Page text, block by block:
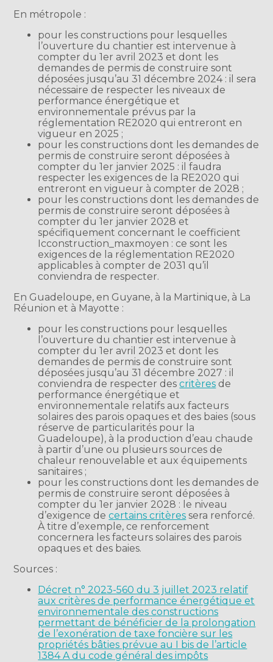
En métropole :
pour les constructions pour lesquelles
l’ouverture du chantier est intervenue à
compter du 1er avril 2023 et dont les
demandes de permis de construire sont
déposées jusqu’au 31 décembre 2024 : il sera
nécessaire de respecter les niveaux de
performance énergétique et
environnementale prévus par la
réglementation RE2020 qui entreront en
vigueur en 2025 ;
pour les constructions dont les demandes de
permis de construire seront déposées à
compter du 1er janvier 2025 : il faudra
respecter les exigences de la RE2020 qui
entreront en vigueur à compter de 2028 ;
pour les constructions dont les demandes de
permis de construire seront déposées à
compter du 1er janvier 2028 et
spécifiquement concernant le coefficient
Icconstruction_maxmoyen : ce sont les
exigences de la réglementation RE2020
applicables à compter de 2031 qu’il
conviendra de respecter.
En Guadeloupe, en Guyane, à la Martinique, à La
Réunion et à Mayotte :
pour les constructions pour lesquelles
l’ouverture du chantier est intervenue à
compter du 1er avril 2023 et dont les
demandes de permis de construire sont
déposées jusqu’au 31 décembre 2027 : il
conviendra de respecter descritères de
performance énergétique et
environnementale relatifs aux facteurs
solaires des parois opaques et des baies (sous
réserve de particularités pour la
Guadeloupe), à la production d’eau chaude
à partir d’une ou plusieurs sources de
chaleur renouvelable et aux équipements
sanitaires ;
pour les constructions dont les demandes de
permis de construire seront déposées à
compter du 1er janvier 2028 : le niveau
d’exigence decertains critères sera renforcé.
À titre d’exemple, ce renforcement
concernera les facteurs solaires des parois
opaques et des baies.
Sources :
Décret n° 2023-560 du 3 juillet 2023 relatif
aux critères de performance énergétique et
environnementale des constructions
permettant de bénéficier de la prolongation
de l’exonération de taxe foncière sur les
propriétés bâties prévue au I bis de l’article
1384 A du code général des impôts